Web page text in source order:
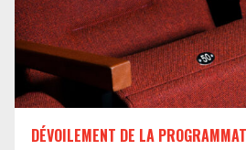
DÉVOILEMENT DE LA